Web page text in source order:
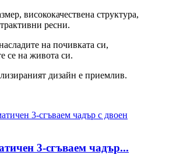
висококачествена структура,
ресни.
на почивката си,
се на живота си.
дизайн е приемлив.
3-сгъваем чадър...